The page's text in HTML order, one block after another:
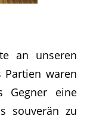
an unseren
Partien waren
Gegner eine
souverän zu